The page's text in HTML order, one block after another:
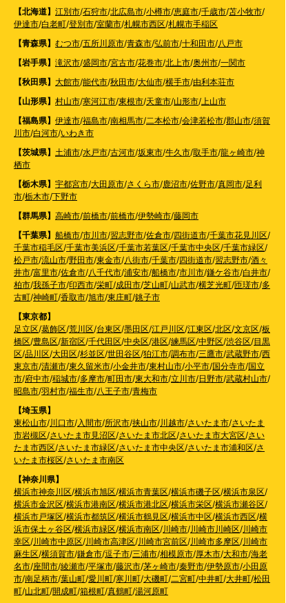
【北海道】 江別市/石狩市/北広島市/小樽市/恵庭市/千歳市/苫小牧市/
伊達市/白老町/登別市/室蘭市/札幌市西区/札幌市手稲区
【青森県】 むつ市/五所川原市/青森市/弘前市/十和田市/八戸市
【岩手県】 滝沢市/盛岡市/宮古市/花巻市/北上市/奥州市/一関市
【秋田県】 大館市/能代市/秋田市/大仙市/横手市/由利本荘市
【山形県】 村山市/寒河江市/東根市/天童市/山形市/上山市
【福島県】 伊達市/福島市/南相馬市/二本松市/会津若松市/郡山市/須賀
川市/白河市/いわき市
【茨城県】 土浦市/水戸市/古河市/坂東市/牛久市/取手市/龍ヶ崎市/神
栖市
【栃木県】 宇都宮市/大田原市/さくら市/鹿沼市/佐野市/真岡市/足利
市/栃木市/下野市
【群馬県】 高崎市/前橋市/前橋市/伊勢崎市/藤岡市
【千葉県】 船橋市/市川市/習志野市/佐倉市/四街道市/千葉市花見川区/
千葉市稲毛区/千葉市美浜区/千葉市若葉区/千葉市中央区/千葉市緑区/
松戸市/流山市/野田市/東金市/八街市/千葉市/四街道市/習志野市/酒々
井市/富里市/佐倉市/八千代市/浦安市/船橋市/市川市/鎌ケ谷市/白井市/
柏市/我孫子市/印西市/栄町/成田市/芝山町/山武市/横芝光町/匝瑳市/多
古町/神崎町/香取市/旭市/東庄町/銚子市
【東京都】
足立区/葛飾区/荒川区/台東区/墨田区/江戸川区/江東区/北区/文京区/板
橋区/豊島区/新宿区/千代田区/中央区/港区/練馬区/中野区/渋谷区/目黒
区/品川区/大田区/杉並区/世田谷区/狛江市/調布市/三鷹市/武蔵野市/西
東京市/清瀬市/東久留米市/小金井市/東村山市/小平市/国分寺市/国立
市/府中市/稲城市/多摩市/町田市/東大和市/立川市/日野市/武蔵村山市/
昭島市/羽村市/福生市/八王子市/青梅市
【埼玉県】
東松山市/川口市/入間市/所沢市/挟山市/川越市/さいたま市/さいたま
市岩槻区/さいたま市見沼区/さいたま市北区/さいたま市大宮区/さい
たま市西区/さいたま市緑区/さいたま市中央区/さいたま市浦和区/さ
いたま市桜区/さいたま市南区
【神奈川県】
横浜市神奈川区/横浜市旭区/横浜市青葉区/横浜市磯子区/横浜市泉区/
横浜市金沢区/横浜市港南区/横浜市港北区/横浜市栄区/横浜市瀬谷区/
横浜市戸塚区/横浜市都筑区/横浜市鶴見区/横浜市中区/横浜市西区/横
浜市保土ヶ谷区/横浜市緑区/横浜市南区/川崎市/川崎市川崎区/川崎市
幸区/川崎市中原区/川崎市高津区/川崎市宮前区/川崎市多摩区/川崎市
麻生区/横須賀市/鎌倉市/逗子市/三浦市/相模原市/厚木市/大和市/海老
名市/座間市/綾瀬市/平塚市/藤沢市/茅ヶ崎市/秦野市/伊勢原市/小田原
市/南足柄市/葉山町/愛川町/寒川町/大磯町/二宮町/中井町/大井町/松田
町/山北町/開成町/箱根町/真鶴町/湯河原町